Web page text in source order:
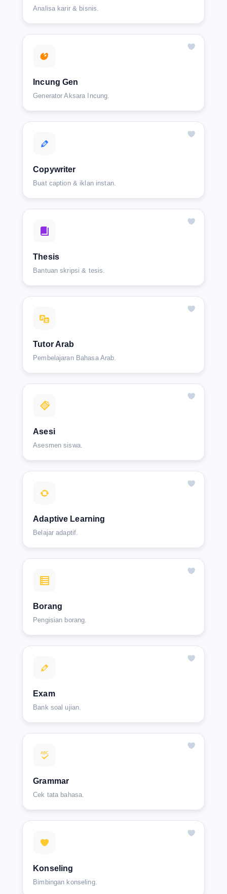
Analisa karir & bisnis.
Incung Gen
Generator Aksara Incung.
Copywriter
Buat caption & iklan instan.
Thesis
Bantuan skripsi & tesis.
Tutor Arab
Pembelajaran Bahasa Arab.
Asesi
Asesmen siswa.
Adaptive Learning
Belajar adaptif.
Borang
Pengisian borang.
Exam
Bank soal ujian.
Grammar
Cek tata bahasa.
Konseling
Bimbingan konseling.